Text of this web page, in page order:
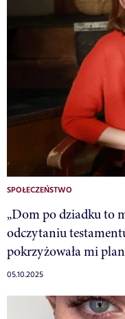
SPOŁECZEŃSTWO
„Dom po dziadku to
odczytaniu
pokrzyżowała mi
05.10.2025